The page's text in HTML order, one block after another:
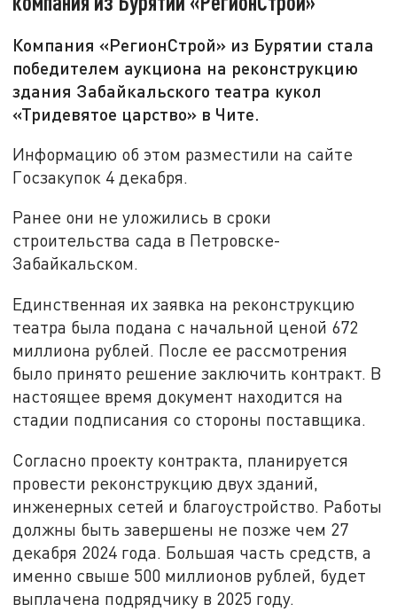
Компания «РегионСтрой» из Бурятии стала
победителем аукциона на реконструкцию
здания Забайкальского театра кукол
«Тридевятое царство» в Чите.
Информацию об этом разместили на сайте
Госзакупок 4 декабря.
Ранее они не уложились в сроки
строительства сада в Петровске-
Забайкальском.
Единственная их заявка на реконструкцию
театра была подана с начальной ценой 672
миллиона рублей. После ее рассмотрения
было принято решение заключить контракт. В
настоящее время документ находится на
стадии подписания со стороны поставщика.
Согласно проекту контракта, планируется
провести реконструкцию двух зданий,
инженерных сетей и благоустройство. Работы
должны быть завершены не позже чем 27
декабря 2024 года. Большая часть средств, а
именно свыше 500 миллионов рублей, будет
выплачена подрядчику в 2025 году.